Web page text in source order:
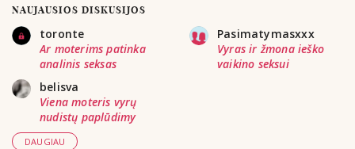
NAUJAUSIOS DISKUSIJOS
toronte
Ar moterims patinka
analinis seksas
Pasimatymasxxx
Vyras ir žmona ieško
vaikino seksui
belisva
Viena moteris vyrų
nudistų paplūdimy
DAUGIAU